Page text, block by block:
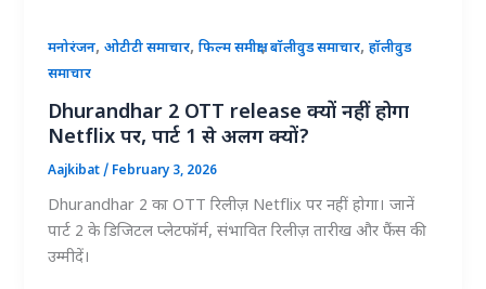
मनोरंजन,ओटीटी समाचार,फिल्म समीक्षा,बॉलीवुड समाचार,हॉलीवुड
समाचार
Dhurandhar 2 OTT release क्यों नहीं होगा
Netflix पर, पार्ट 1 से अलग क्यों?
Aajkibat/ February 3, 2026
Dhurandhar 2 का OTT रिलीज़ Netflix पर नहीं होगा। जानें
पार्ट 2 के डिजिटल प्लेटफॉर्म, संभावित रिलीज़ तारीख और फैंस की
उम्मीदें।